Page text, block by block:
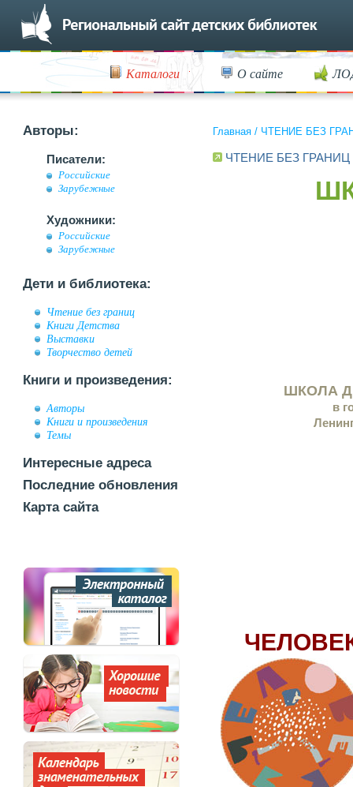
Каталоги О сайте
Авторы:
Писатели:
Российские
Зарубежные
Художники:
Российские
Зарубежные
Дети и библиотека:
Чтение без границ
Книги Детства
Выставки
Творчество детей
Книги и произведения:
Авторы
Книги и произведения
Темы
Интересные адреса
Последние обновления
Карта сайта
Главная / ЧТЕНИЕ БЕЗ
ЧТЕНИЕ БЕЗ ГРАНИЦ
ШКОЛА
в